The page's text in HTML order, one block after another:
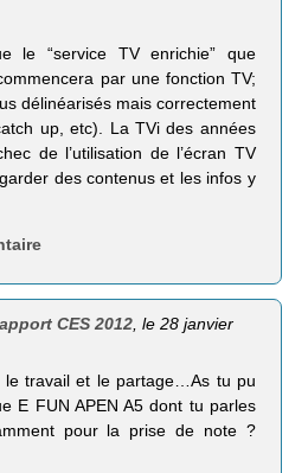
le “service TV enrichie” que
par une fonction TV;
délinéarisés mais correctement
up, etc). La TVi des années
de l’utilisation de l’écran TV
des contenus et les infos y
CES 2012 , le 28 janvier
le travail et le partage…As tu pu
E FUN APEN A5 dont tu parles
pour la prise de note ?